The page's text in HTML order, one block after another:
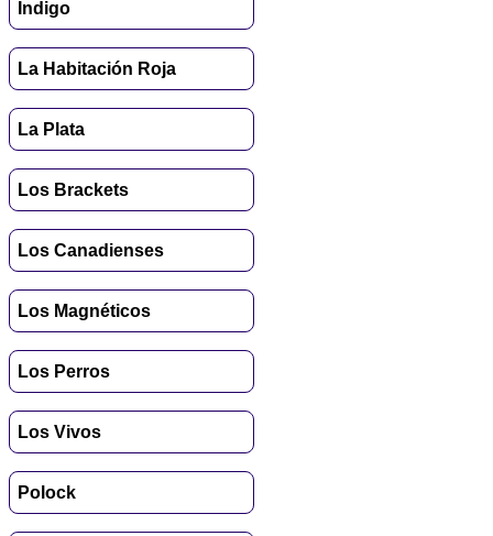
Índigo
La Habitación Roja
La Plata
Los Brackets
Los Canadienses
Los Magnéticos
Los Perros
Los Vivos
Polock